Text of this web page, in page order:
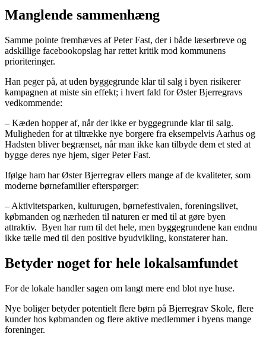
Manglende sammenhæng
Samme pointe fremhæves af Peter Fast, der i både læserbreve og
adskillige facebookopslag har rettet kritik mod kommunens
prioriteringer.
Han peger på, at uden byggegrunde klar til salg i byen risikerer
kampagnen at miste sin effekt; i hvert fald for Øster Bjerregravs
vedkommende:
– Kæden hopper af, når der ikke er byggegrunde klar til salg.
Muligheden for at tiltrække nye borgere fra eksempelvis Aarhus og
Hadsten bliver begrænset, når man ikke kan tilbyde dem et sted at
bygge deres nye hjem, siger Peter Fast.
Ifølge ham har Øster Bjerregrav ellers mange af de kvaliteter, som
moderne børnefamilier efterspørger:
– Aktivitetsparken, kulturugen, børnefestivalen, foreningslivet,
købmanden og nærheden til naturen er med til at gøre byen
attraktiv. Byen har rum til det hele, men byggegrundene kan endnu
ikke tælle med til den positive byudvikling, konstaterer han.
Betyder noget for hele lokalsamfundet
For de lokale handler sagen om langt mere end blot nye huse.
Nye boliger betyder potentielt flere børn på Bjerregrav Skole, flere
kunder hos købmanden og flere aktive medlemmer i byens mange
foreninger.